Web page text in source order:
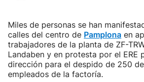
Miles de personas se han
calles del centro de Pamplona en
trabajadores de la planta de ZF-
Landaben y en protesta por el ERE
dirección para el despido de 250
empleados de la factoría.